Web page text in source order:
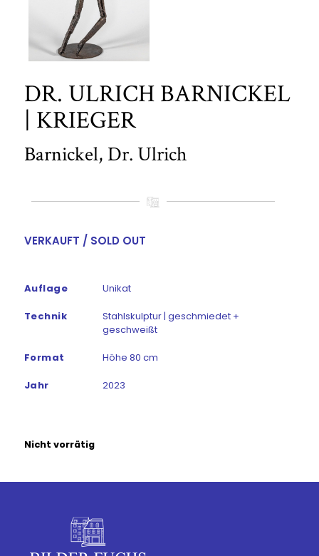
DR. ULRICH BARNICKEL
| KRIEGER
Barnickel, Dr. Ulrich
VERKAUFT / SOLD OUT
Auflage Unikat
Technik
Stahlskulptur | geschmiedet +
geschweißt
Format Höhe 80 cm
Jahr 2023
Nicht vorrätig